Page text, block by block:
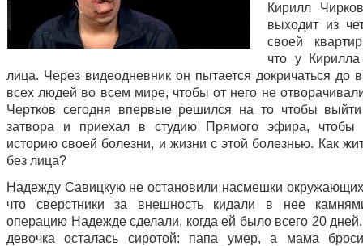
Кирилл
выходит из
своей
что у
лица. Через видеодневник он пытается докричаться до
всех людей во всем мире, чтобы от него не
Чертков сегодня впервые решился на то чтобы
затвора и приехал в студию Прямого эфира, чтобы
историю своей болезни, и жизни с этой болезнью. Как
без лица?
Надежду Савицкую не остановили насмешки
что сверстники за внешность кидали в нее
операцию Надежде сделали, когда ей было всего 20
девочка осталась сиротой: папа умер, а мама